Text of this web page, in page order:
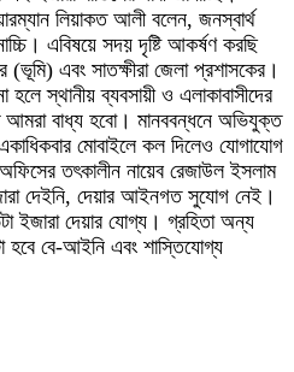
লিয়াকত আলী বলেন, জনস্বার্থ
এবিষয়ে সদয় দৃষ্টি আকর্ষণ করছি
এবং সাতক্ষীরা জেলা প্রশাসকের।
হলে স্থানীয় ব্যবসায়ী ও এলাকাবাসীদের
আমরা বাধ্য হবো। মানববন্ধনে অভিযুক্ত
মোবাইলে কল দিলেও যোগাযোগ
তৎকালীন নায়েব রেজাউল ইসলাম
দেইনি, দেয়ার আইনগত সুযোগ নেই।
ইজারা দেয়ার যোগ্য। গ্রহিতা অন্য
হবে বে-আইনি এবং শাস্তিযোগ্য